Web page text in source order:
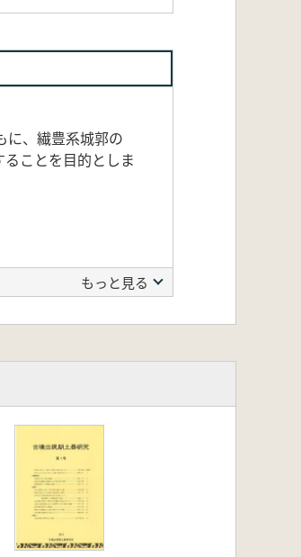
に、繊豊系城郭の
ことを目的としま
もっと見る